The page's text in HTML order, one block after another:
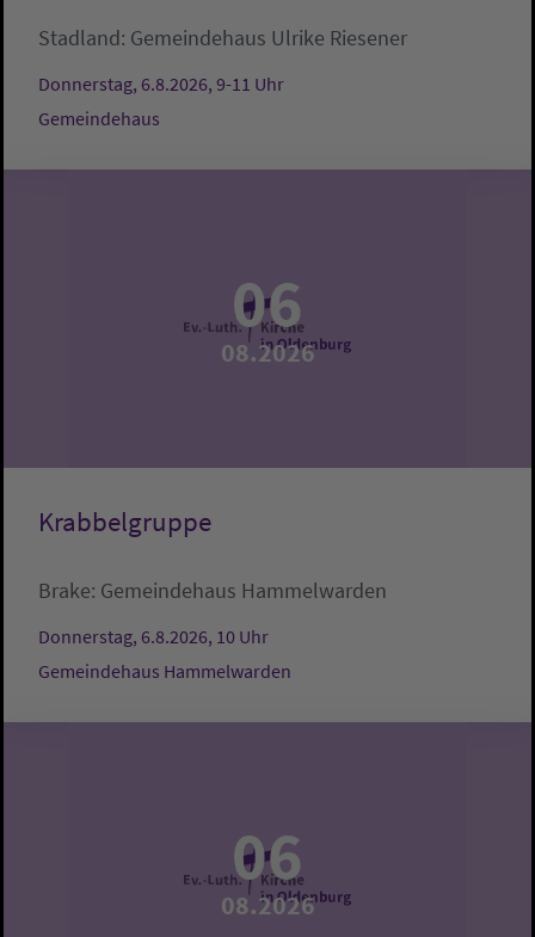
Stadland: Gemeindehaus Ulrike Riesener
Donnerstag, 6.8.2026, 9-11 Uhr
Gemeindehaus
06
08.2026
Krabbelgruppe
Brake: Gemeindehaus Hammelwarden
Donnerstag, 6.8.2026, 10 Uhr
Gemeindehaus Hammelwarden
06
08.2026